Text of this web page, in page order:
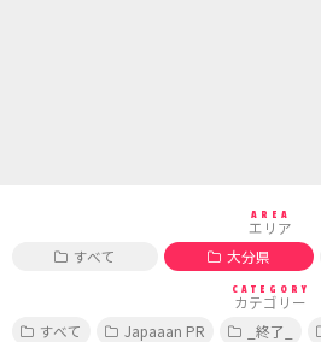
AREA
エリア
すべて
大分県
CATEGORY
カテゴリー
すべて
Japaaan PR _終了_